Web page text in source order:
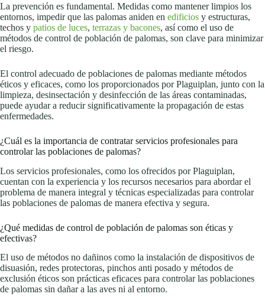
La prevención es fundamental. Medidas como mantener limpios los
entornos, impedir que las palomas aniden en edificios y estructuras,
techos y patios de luces, terrazas y bacones, así como el uso de
métodos de control de población de palomas, son clave para minimizar
el riesgo.
El control adecuado de poblaciones de palomas mediante métodos
éticos y eficaces, como los proporcionados por Plaguiplan, junto con la
limpieza, desinsectación y desinfección de las áreas contaminadas,
puede ayudar a reducir significativamente la propagación de estas
enfermedades.
¿Cuál es la importancia de contratar servicios profesionales para
controlar las poblaciones de palomas?
Los servicios profesionales, como los ofrecidos por Plaguiplan,
cuentan con la experiencia y los recursos necesarios para abordar el
problema de manera integral y técnicas especializadas para controlar
las poblaciones de palomas de manera efectiva y segura.
¿Qué medidas de control de población de palomas son éticas y
efectivas?
El uso de métodos no dañinos como la instalación de dispositivos de
disuasión, redes protectoras, pinchos anti posado y métodos de
exclusión éticos son prácticas eficaces para controlar las poblaciones
de palomas sin dañar a las aves ni al entorno.